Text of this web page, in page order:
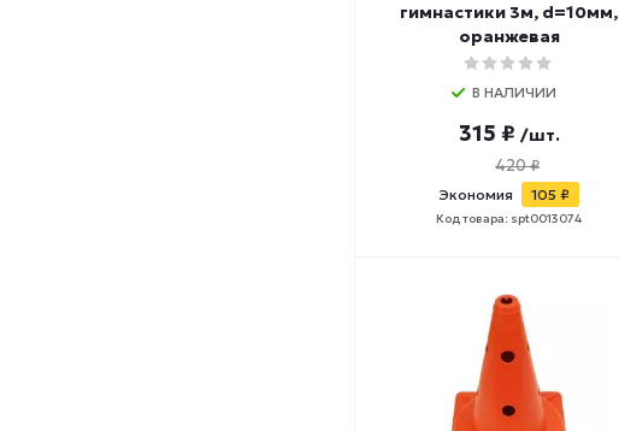
гимнастики 3м, d=10мм,
оранжевая
В НАЛИЧИИ
315 ₽ /шт.
420 ₽
Экономия 105 ₽
Код товара: spt0013074